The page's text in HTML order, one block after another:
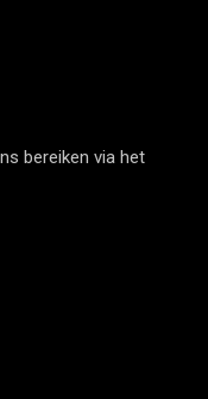
bereiken via het